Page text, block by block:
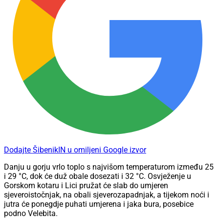
Dodajte ŠibenikIN u omiljeni Google izvor
Danju u gorju vrlo toplo s najvišom temperaturom između 25
i 29 °C, dok će duž obale dosezati i 32 °C. Osvježenje u
Gorskom kotaru i Lici pružat će slab do umjeren
sjeveroistočnjak, na obali sjeverozapadnjak, a tijekom noći i
jutra će ponegdje puhati umjerena i jaka bura, posebice
podno Velebita.